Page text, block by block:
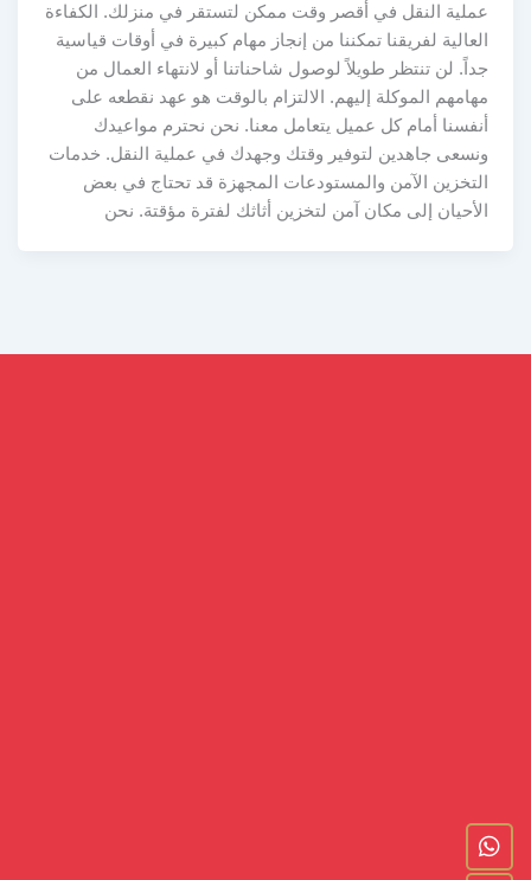
عملية النقل في أقصر وقت ممكن لتستقر في منزلك. الكفاءة
العالية لفريقنا تمكننا من إنجاز مهام كبيرة في أوقات قياسية
جداً. لن تنتظر طويلاً لوصول شاحناتنا أو لانتهاء العمال من
مهامهم الموكلة إليهم. الالتزام بالوقت هو عهد نقطعه على
أنفسنا أمام كل عميل يتعامل معنا. نحن نحترم مواعيدك
ونسعى جاهدين لتوفير وقتك وجهدك في عملية النقل. خدمات
التخزين الآمن والمستودعات المجهزة قد تحتاج في بعض
الأحيان إلى مكان آمن لتخزين أثاثك لفترة مؤقتة. نحن